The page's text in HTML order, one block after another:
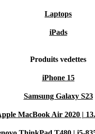
Laptops
iPads
Produits vedettes
iPhone 15
Samsung Galaxy S23
MacBook Air 2020 |